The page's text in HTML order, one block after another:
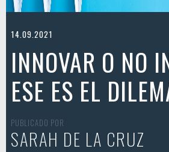
14.09.2021
INNOVAR O NO
ESE ES EL
PUBLICADO POR
SARAH DE LA CRUZ